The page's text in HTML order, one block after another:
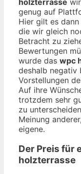
holzterrasse
genug auf
Hier gilt es
die wir gleich
Betracht zu
Bewertungen
wurde das wpc
deshalb negativ
Vorstellungen
Auf ihre
trotzdem sehr
zu
Meinung
eigene.
Der Preis für
holzterrasse